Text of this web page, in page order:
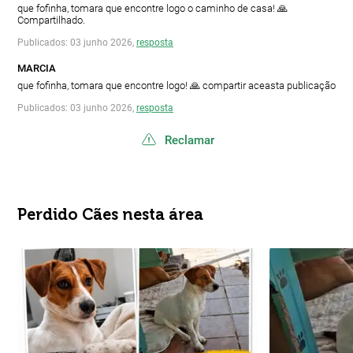
que fofinha, tomara que encontre logo o caminho de casa! 🙏
Compartilhado.
Publicados: 03 junho 2026, resposta
MARCIA
que fofinha, tomara que encontre logo! 🙏 compartir aceasta publicação
Publicados: 03 junho 2026, resposta
Reclamar
Perdido Cães nesta área